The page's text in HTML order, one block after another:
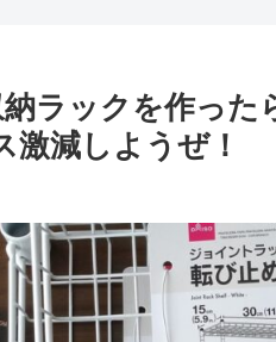
ラックを作っ
激減しようぜ！